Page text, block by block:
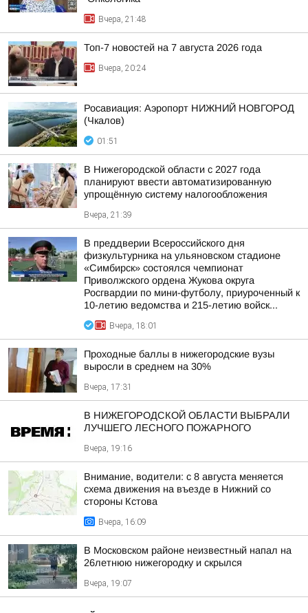
Вчера, 21:48
Топ-7 новостей на 7 августа 2026 года
Вчера, 20:24
Росавиация: Аэропорт НИЖНИЙ НОВГОРОД
(Чкалов)
01:51
В Нижегородской области с 2027 года
планируют ввести автоматизированную
упрощённую систему налогообложения
Вчера, 21:39
В преддверии Всероссийского дня
физкультурника на ульяновском стадионе
«Симбирск» состоялся чемпионат
Приволжского ордена Жукова округа
Росгвардии по мини-футболу, приуроченный к
10-летию ведомства и 215-летию войск...
Вчера, 18:01
Проходные баллы в нижегородские вузы
выросли в среднем на 30%
Вчера, 17:31
В НИЖЕГОРОДСКОЙ ОБЛАСТИ ВЫБРАЛИ
ЛУЧШЕГО ЛЕСНОГО ПОЖАРНОГО
Вчера, 19:16
Внимание, водители: с 8 августа меняется
схема движения на въезде в Нижний со
стороны Кстова
Вчера, 16:09
В Московском районе неизвестный напал на
26летнюю нижегородку и скрылся
Вчера, 19:07